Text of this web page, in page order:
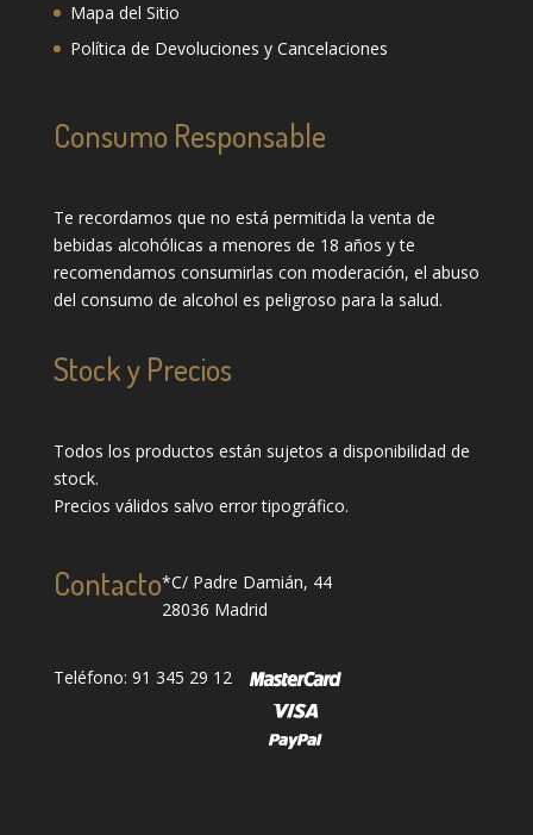
Mapa del Sitio
Política de Devoluciones y Cancelaciones
Consumo Responsable
Te recordamos que no está permitida la venta de
bebidas alcohólicas a menores de 18 años y te
recomendamos consumirlas con moderación, el abuso
del consumo de alcohol es peligroso para la salud.
Stock y Precios
Todos los productos están sujetos a disponibilidad de
stock.
Precios válidos salvo error tipográfico.
Contacto*C/ Padre Damián, 44
28036 Madrid
Teléfono: 91 345 29 12